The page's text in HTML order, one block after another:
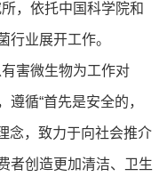
，依托中国科学院和
行业展开工作。
害微生物为工作对
循“首先是安全的，
念，致力于向社会推介
者创造更加清洁、卫生